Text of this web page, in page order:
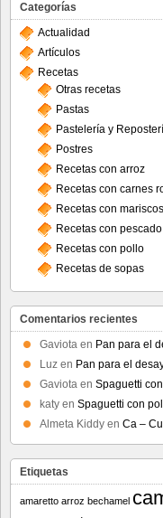
Categorías
Actualidad
Artículos
Recetas
Otras recetas
Pastas
Pastelería y
Postres
Recetas con arroz
Recetas con carnes
Recetas con mariscos
Recetas con pescado
Recetas con pollo
Recetas de sopas
Comentarios recientes
Gaviota en Pan para el
Luz en Pan para el
Gaviota en Spaguetti
katy en Spaguetti con
Almeta Kiddy en Ca –
Etiquetas
amaretto arroz bechamel